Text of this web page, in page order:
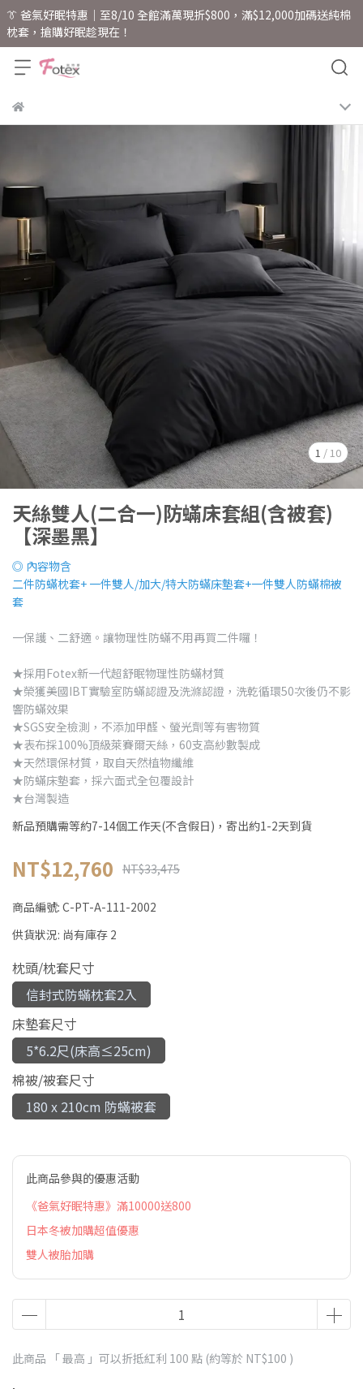
👔 爸氣好眠特惠｜至8/10 全館滿萬現折$800，滿$12,000加碼送純棉
枕套，搶購好眠趁現在！
1 / 10
天絲雙人(二合一)防蟎床套組(含被套)
【深墨黑】
◎ 內容物含
二件防蟎枕套+ 一件雙人/加大/特大防蟎床墊套+一件雙人防蟎棉被
套
一保護、二舒適。讓物理性防蟎不用再買二件囉！
★採用Fotex新一代超舒眠物理性防蟎材質
★榮獲美國IBT實驗室防蟎認證及洗滌認證，洗乾循環50次後仍不影
響防蟎效果
★SGS安全檢測，不添加甲醛、螢光劑等有害物質
★表布採100%頂級萊賽爾天絲，60支高紗數製成
★天然環保材質，取自天然植物纖維
★防蟎床墊套，採六面式全包覆設計
★台灣製造
新品預購需等約7-14個工作天(不含假日)，寄出約1-2天到貨
NT$12,760 NT$33,475
商品編號: C-PT-A-111-2002
供貨狀況: 尚有庫存 2
枕頭/枕套尺寸
信封式防蟎枕套2入
床墊套尺寸
5*6.2尺(床高≤25cm)
棉被/被套尺寸
180 x 210cm 防蟎被套
此商品參與的優惠活動
《爸氣好眠特惠》滿10000送800
日本冬被加購超值優惠
雙人被胎加購
此商品 「 最高 」可以折抵紅利 100 點 (約等於 NT$100 )